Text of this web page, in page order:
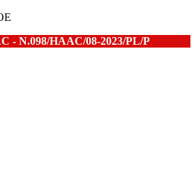
- N.098/HAAC/08-2023/PL/P